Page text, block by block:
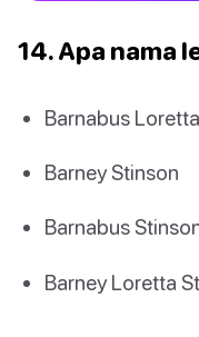
14. Apa nama
Barnabus
Barney Stinson
Barnabus
Barney Loretta